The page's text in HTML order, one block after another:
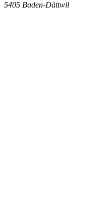
5405 Baden-Dättwil